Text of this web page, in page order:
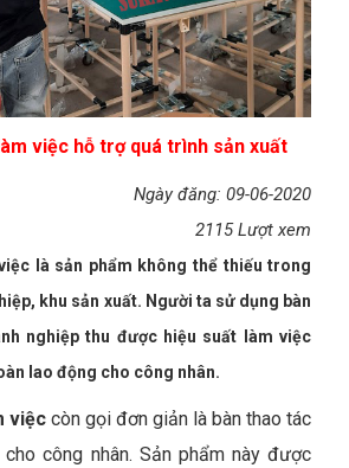
việc hỗ trợ quá trình sản xuất
Ngày đăng: 09-06-2020
2115 Lượt xem
là sản phẩm không thể thiếu trong
khu sản xuất. Người ta sử dụng bàn
nghiệp thu được hiệu suất làm việc
lao động cho công nhân.
việccòn gọi đơn giản là bàn thao tác
cho công nhân. Sản phẩm này được